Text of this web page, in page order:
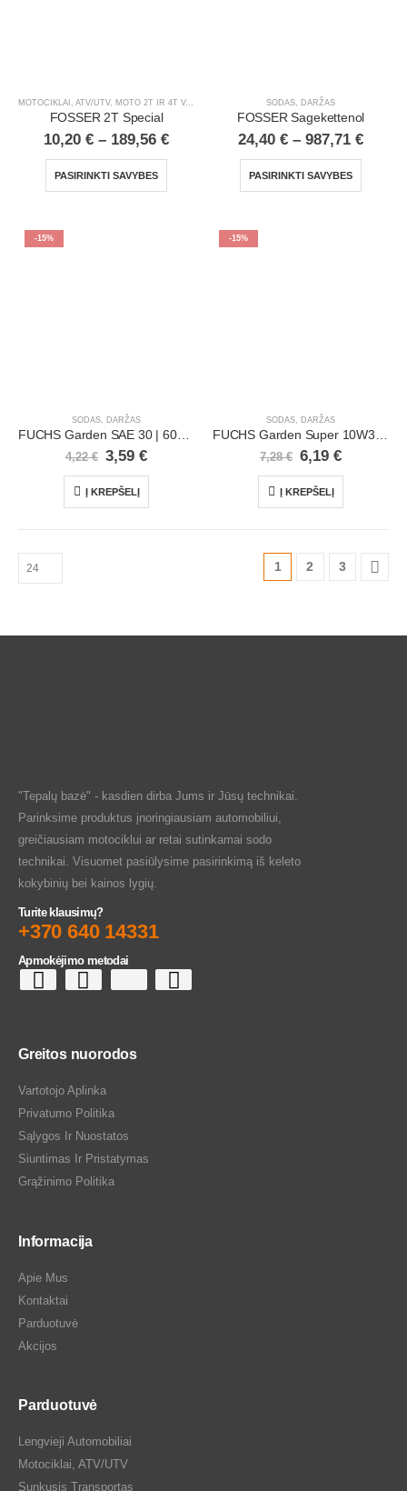
MOTOCIKLAI, ATV/UTV, MOTO 2T IR 4T VARIKLIŲ ALYVA SODAS, DARŽAS
FOSSER 2T Special
10,20 € – 189,56 €
PASIRINKTI SAVYBES
SODAS, DARŽAS
FOSSER Sagekettenol
24,40 € – 987,71 €
PASIRINKTI SAVYBES
-15%
SODAS, DARŽAS
FUCHS Garden SAE 30 | 600 ml
4,22€ 3,59 €
Į KREPŠELĮ
-15%
SODAS, DARŽAS
7,28€ 6,19 €
Į KREPŠELĮ
1 2 3
"Tepalų bazė" - kasdien dirba Jums ir Jūsų technikai.
Parinksime produktus įnoringiausiam automobiliui,
greičiausiam motociklui ar retai sutinkamai sodo
technikai. Visuomet pasiūlysime pasirinkimą iš keleto
kokybinių bei kainos lygių.
Turite klausimų?
+370 640 14331
Apmokėjimo metodai
Greitos nuorodos
Vartotojo Aplinka
Privatumo Politika
Sąlygos Ir Nuostatos
Siuntimas Ir Pristatymas
Grąžinimo Politika
Informacija
Apie Mus
Kontaktai
Parduotuvė
Akcijos
Parduotuvė
Lengvieji Automobiliai
Motociklai, ATV/UTV
Sunkusis Transportas